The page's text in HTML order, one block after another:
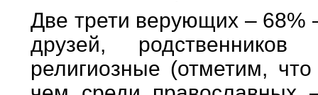
Две трети верующих – 68%
друзей,
религиозные (отметим,